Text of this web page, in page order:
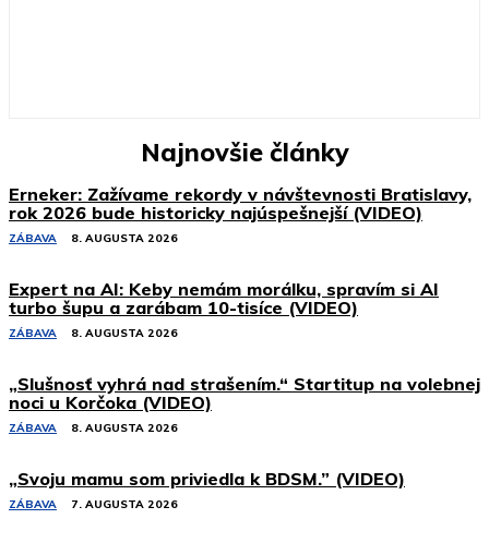
Najnovšie články
Erneker: Zažívame rekordy v návštevnosti Bratislavy,
rok 2026 bude historicky najúspešnejší (VIDEO)
ZÁBAVA 8. AUGUSTA 2026
Expert na AI: Keby nemám morálku, spravím si AI
turbo šupu a zarábam 10-tisíce (VIDEO)
ZÁBAVA 8. AUGUSTA 2026
„Slušnosť vyhrá nad strašením.“ Startitup na volebnej
noci u Korčoka (VIDEO)
ZÁBAVA 8. AUGUSTA 2026
„Svoju mamu som priviedla k BDSM.” (VIDEO)
ZÁBAVA 7. AUGUSTA 2026